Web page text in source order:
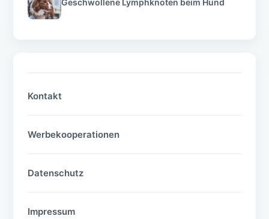
Kontakt
Werbekooperationen
Datenschutz
Impressum